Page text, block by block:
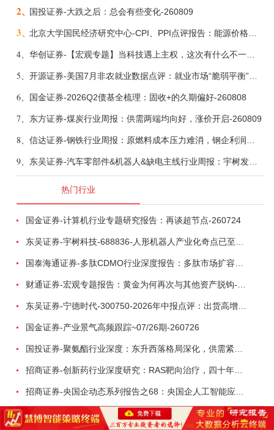
2、国投证券-大跌之后：总会有些变化-260809
3、 北京大学国民经济研究中心-CPI、PPI点评报告：能源价格继续下降，通胀率小幅走低-260809
4、 华创证券-【宏观专题】当科技遇上主权，这次有什么不一样？——海外科技思辨系列五-260808
5、 开源证券-美国7月非农就业数据点评：就业市场“脆弱平衡”，美联储加息动力并不高-260808
6、 国金证券-2026Q2债基全梳理：固收+的久期偏好-260808
7、 东方证券-煤炭行业周报：供需两端均向好，涨价开启-260809
8、
9、 东吴证券-汽车零部件&机器人&缺电主线行业周报：宇树发行价确认，卡特彼勒重启中速机项目-260809
热门行业
国金证券-计算机行业专题研究报告：再谈超节点-260724
东吴证券-宁德时代-300750-2026年中报点评：出货高增业绩稳健，回购彰显龙头信心-260726
国金证券-产业景气高频跟踪~07/26期-260726
招商证券-创新药行业深度研究：RAS靶向治疗，四十年不可成药的终结，与终结之后的治疗格局演化-260805